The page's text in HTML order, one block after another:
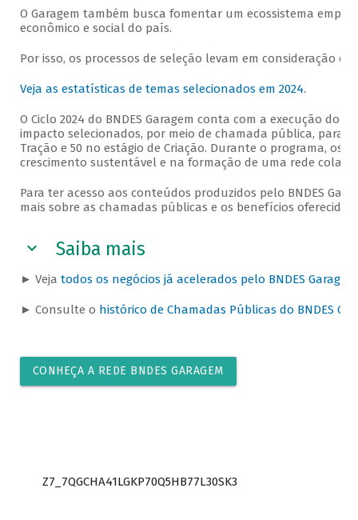
O Garagem também busca fomentar um ecossistema
econômico e social do país.
Por isso, os processos de seleção levam em consideração
Veja as estatísticas de temas selecionados em 2024.
O Ciclo 2024 do BNDES Garagem conta com a execução do
impacto selecionados, por meio de chamada pública, para
Tração e 50 no estágio de Criação. Durante o programa,
crescimento sustentável e na formação de uma rede
Para ter acesso aos conteúdos produzidos pelo BNDES
mais sobre as chamadas públicas e os benefícios oferecidos
Saiba mais
► Veja todos os negócios já acelerados pelo BNDES Garagem
► Consulte o histórico de Chamadas Públicas do BNDES
CONHEÇA A REDE BNDES GARAGEM
Z7_7QGCHA41LGKP70Q5HB77L30SK3